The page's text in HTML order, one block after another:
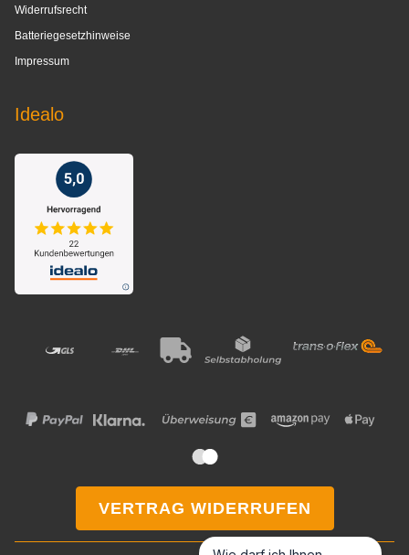
Widerrufsrecht
Batteriegesetzhinweise
Impressum
Idealo
VERTRAG WIDERRUFEN